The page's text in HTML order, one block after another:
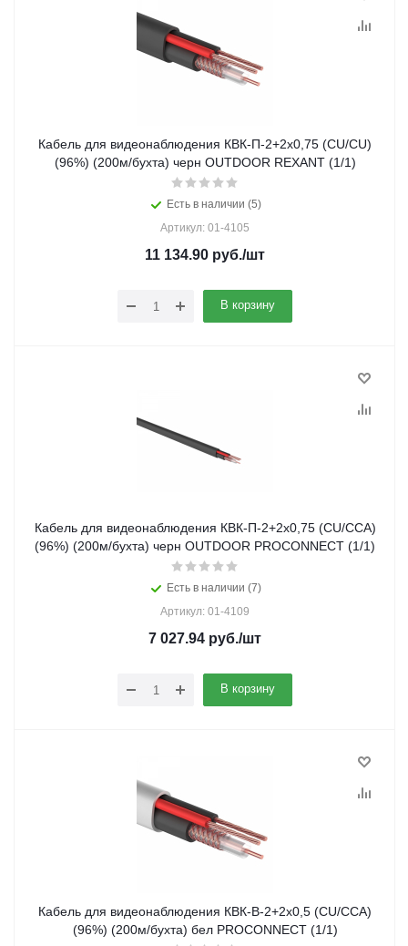
Кабель для видеонаблюдения КВК-П-2+2х0,75 (CU/CU)
(96%) (200м/бухта) черн OUTDOOR REXANT (1/1)
Есть в наличии (5)
Артикул: 01-4105
11 134.90 руб./шт
В корзину
Кабель для видеонаблюдения КВК-П-2+2х0,75 (CU/ССА)
(96%) (200м/бухта) черн OUTDOOR PROCONNECT (1/1)
Есть в наличии (7)
Артикул: 01-4109
7 027.94 руб./шт
В корзину
Кабель для видеонаблюдения КВК-В-2+2х0,5 (CU/CCA)
(96%) (200м/бухта) бел PROCONNECT (1/1)